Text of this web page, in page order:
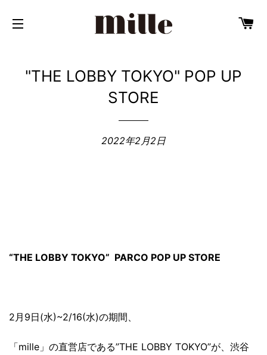
"THE LOBBY TOKYO" POP UP
STORE
2022年2月2日
“THE LOBBY TOKYO” PARCO POP UP STORE
2月 9日(水)~2/16(水)の期間、
「mille 」の直営店である”THE LOBBY TOKYO”が、 渋谷